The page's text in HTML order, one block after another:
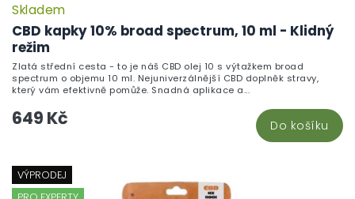
CBD kapky 10% broad spectrum, 10 ml - Klidný
režim
Skladem
649 Kč Do košíku
Zlatá střední cesta - to je náš CBD olej 10 s výtažkem broad
spectrum o objemu 10 ml. Nejuniverzálnější CBD doplněk stravy,
který vám efektivně pomůže. Snadná aplikace a...
VÝPRODEJ